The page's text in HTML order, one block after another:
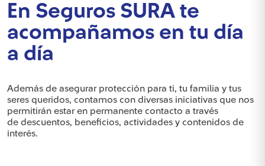
En Seguros SURA te
acompañamos en tu día
a día
Además de asegurar protección para ti, tu familia y tus
seres queridos, contamos con diversas iniciativas que nos
permitirán estar en permanente contacto a través
de descuentos, beneficios, actividades y contenidos de
interés.